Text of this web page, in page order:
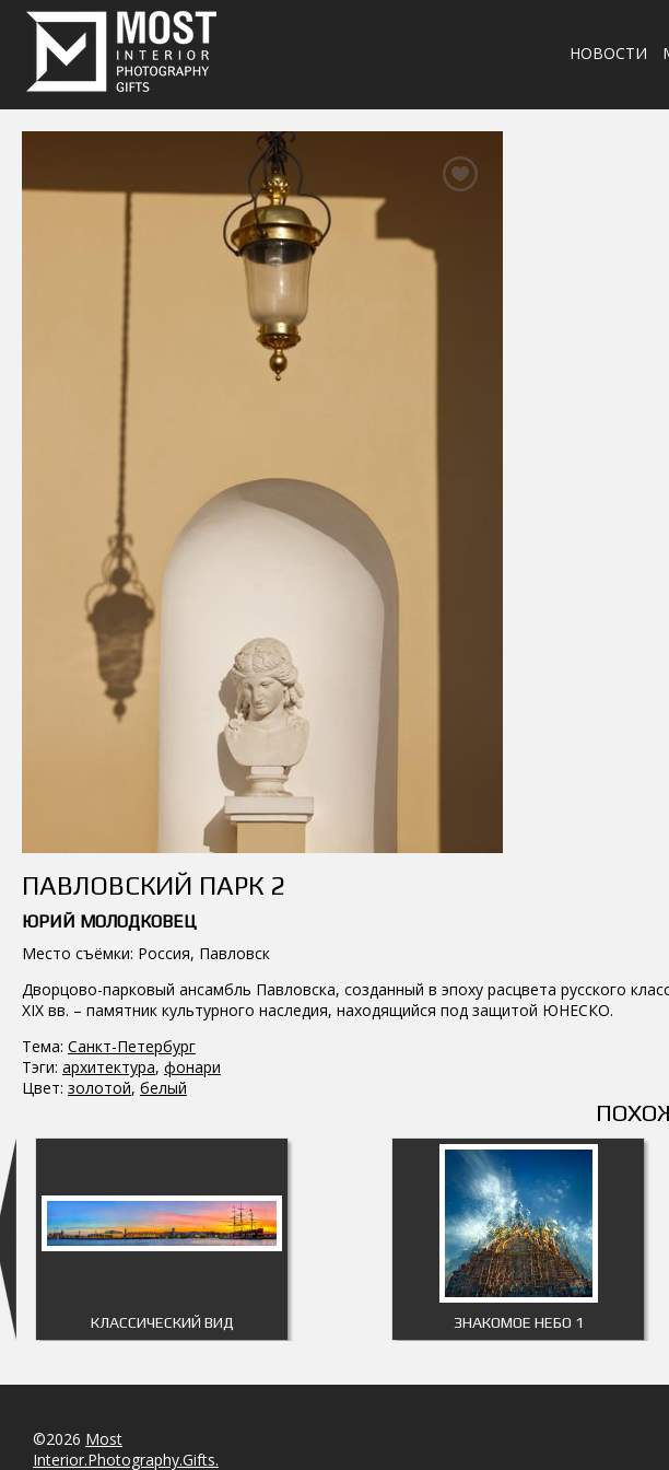
НОВОСТИ
ПАВЛОВСКИЙ ПАРК 2
ЮРИЙ МОЛОДКОВЕЦ
Место съёмки: Россия, Павловск
Дворцово-парковый ансамбль Павловска, созданный в эпоху расцвета русского
XIX вв. – памятник культурного наследия, находящийся под защитой ЮНЕСКО.
Тема: Санкт-Петербург
Тэги: архитектура, фонари
Цвет: золотой, белый
КЛАССИЧЕСКИЙ ВИД ЗНАКОМОЕ НЕБО 1
©2026 Most
Interior.Photography.Gifts.